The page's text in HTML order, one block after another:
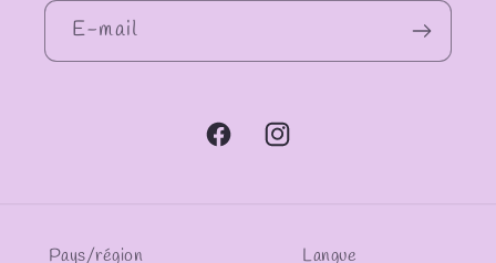
E-mail
FacebookInstagram
Pays/région Langue